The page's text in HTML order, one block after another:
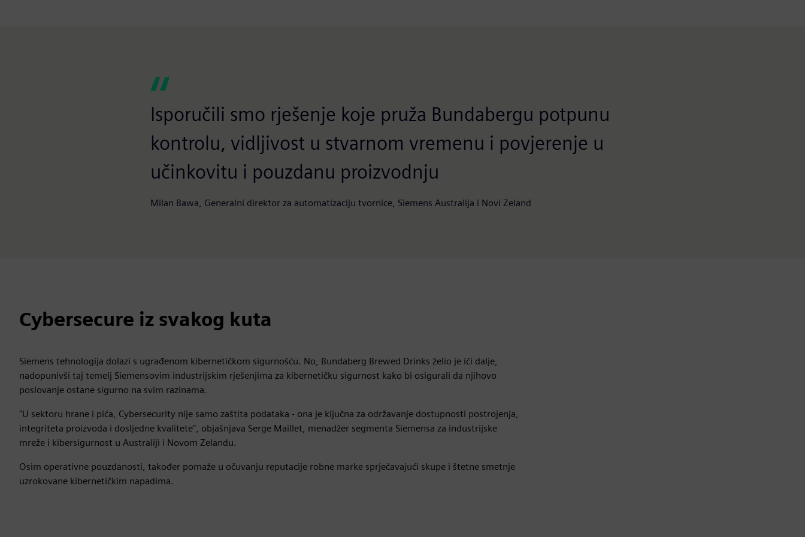
Isporučili smo rješenje koje pruža Bundabergu potpunu
kontrolu, vidljivost u stvarnom vremenu i povjerenje u
učinkovitu i pouzdanu proizvodnju
Milan Bawa, Generalni direktor za automatizaciju tvornice, Siemens Australija i Novi Zeland
Cybersecure iz svakog kuta
Siemens tehnologija dolazi s ugrađenom kibernetičkom sigurnošću. No, Bundaberg Brewed Drinks želio je ići dalje,
nadopunivši taj temelj Siemensovim industrijskim rješenjima za kibernetičku sigurnost kako bi osigurali da njihovo
poslovanje ostane sigurno na svim razinama.
"U sektoru hrane i pića, Cybersecurity nije samo zaštita podataka - ona je ključna za održavanje dostupnosti postrojenja,
integriteta proizvoda i dosljedne kvalitete", objašnjava Serge Maillet, menadžer segmenta Siemensa za industrijske
mreže i kibersigurnost u Australiji i Novom Zelandu.
Osim operativne pouzdanosti, također pomaže u očuvanju reputacije robne marke sprječavajući skupe i štetne smetnje
uzrokovane kibernetičkim napadima.